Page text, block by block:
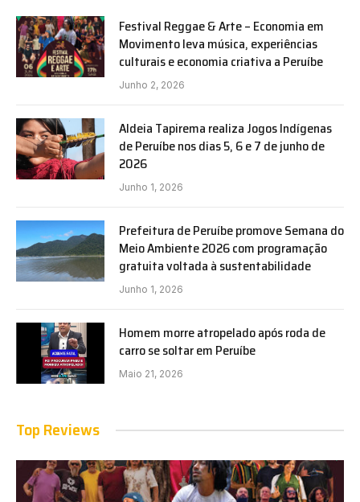
Festival Reggae & Arte – Economia em
Movimento leva música, experiências
culturais e economia criativa a Peruíbe
Junho 2, 2026
Aldeia Tapirema realiza Jogos Indígenas
de Peruíbe nos dias 5, 6 e 7 de junho de
2026
Junho 1, 2026
Prefeitura de Peruíbe promove Semana do
Meio Ambiente 2026 com programação
gratuita voltada à sustentabilidade
Junho 1, 2026
Homem morre atropelado após roda de
carro se soltar em Peruíbe
Maio 21, 2026
Top Reviews